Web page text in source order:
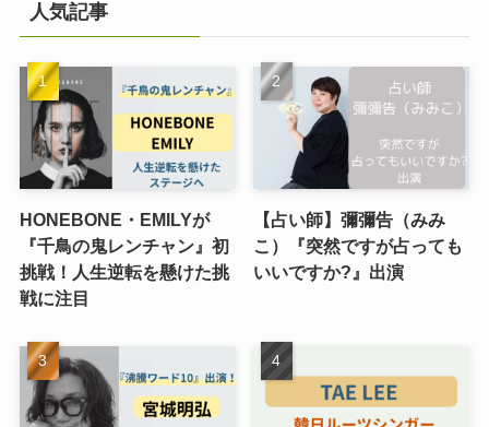
人気記事
HONEBONE・EMILYが
『千鳥の鬼レンチャン』初
挑戦！人生逆転を懸けた挑
戦に注目
【占い師】彌彌告（みみ
こ）『突然ですが占っても
いいですか?』出演